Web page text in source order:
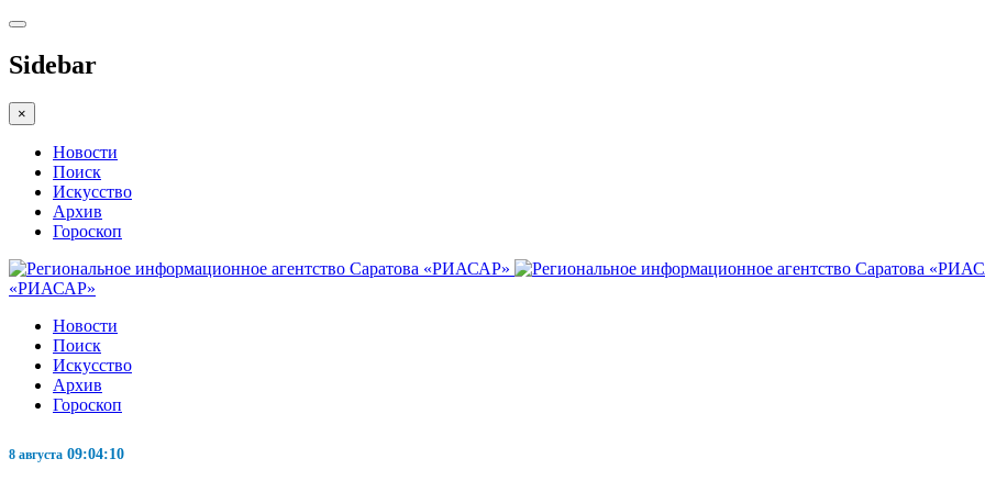
Sidebar
×
Новости
Поиск
Искусство
Архив
Гороскоп
«РИАСАР»
Новости
Поиск
Искусство
Архив
Гороскоп
8 августа 09:04:11